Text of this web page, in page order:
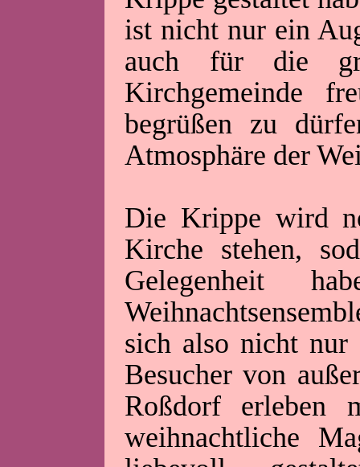
ist nicht nur ein
auch für die
Kirchgemeinde
begrüßen zu
Atmosphäre der
Die Krippe wird
Kirche stehen,
Gelegenheit
sich also nicht nur
Besucher von
Roßdorf erleben
weihnachtliche